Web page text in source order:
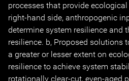
processes that provide
right-hand side, anthropogenic
determine system resilience and
resilience. b, Proposed solutions
a greater or lesser extent on
resilience to achieve system
rotationally clear-cut, even-aged